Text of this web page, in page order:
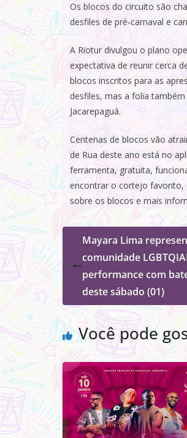
Os blocos do circuito são
desfiles de pré-carnaval e
A Riotur divulgou o plano
expectativa de reunir cerca
blocos inscritos para as
desfiles, mas a folia
Jacarepaguá.
Centenas de blocos vão
de Rua deste ano está no
ferramenta, gratuita,
encontrar o cortejo favorito,
sobre os blocos e mais
Mayara Lima
comunidade
performance com
deste sábado (01)
Você pode